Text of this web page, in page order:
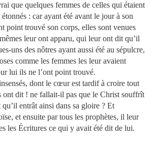
que quelques femmes de celles qui étaient
: car ayant été avant le jour à son
point trouvé son corps, elles sont venues
leur ont apparu, qui leur ont dit qu’il
uns des nôtres ayant aussi été au sépulcre,
comme les femmes les leur avaient
lui ils ne l’ont point trouvé.
dont le cœur est tardif à croire tout
ont dit ! ne fallait-il pas que le Christ souffrît
qu’il entrât ainsi dans sa gloire ? Et
et ensuite par tous les prophètes, il leur
les Écritures ce qui y avait été dit de lui.